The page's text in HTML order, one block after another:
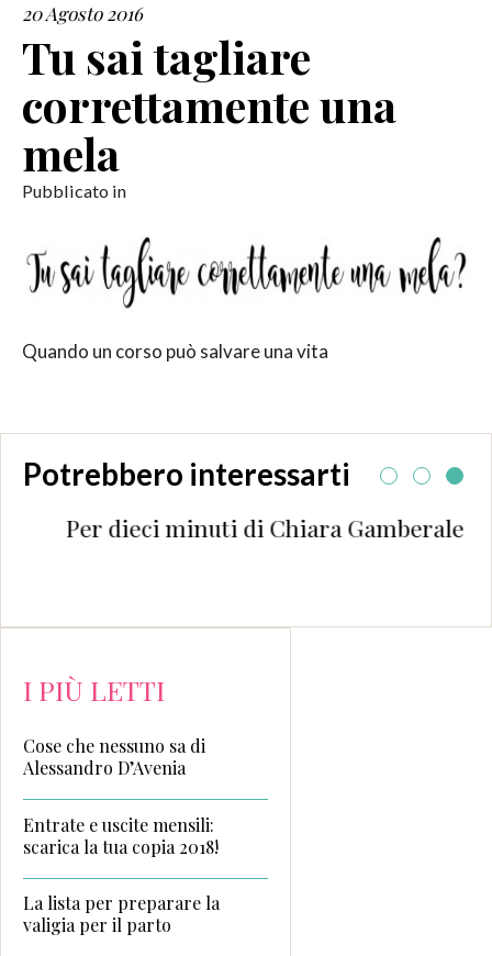
COLLABORAZIONI
CONTATTI
20 Agosto 2016
Tu sai tagliare
correttamente una
mela
Pubblicato in
Quando un corso può salvare una vita
Potrebbero interessarti
Per dieci minuti di Chiara Gamberale
I PIÙ LETTI
Cose che nessuno sa di
Alessandro D’Avenia
Entrate e uscite mensili:
scarica la tua copia 2018!
La lista per preparare la
valigia per il parto